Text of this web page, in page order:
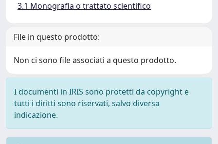
3.1 Monografia o trattato scientifico
File in questo prodotto:
Non ci sono file associati a questo prodotto.
I documenti in IRIS sono protetti da copyright e
tutti i diritti sono riservati, salvo diversa
indicazione.